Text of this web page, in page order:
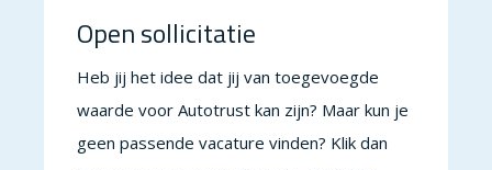
Open sollicitatie
Heb jij het idee dat jij van toegevoegde
waarde voor Autotrust kan zijn? Maar kun je
geen passende vacature vinden? Klik dan